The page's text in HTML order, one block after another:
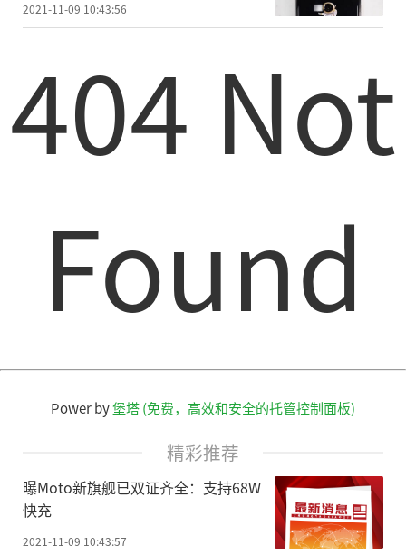
2021-11-09 10:43:56
404 Not
Found
Power by堡塔 (免费，高效和安全的托管控制面板)
精彩推荐
曝Moto新旗舰已双证齐全：支持68W
快充
2021-11-09 10:43:57